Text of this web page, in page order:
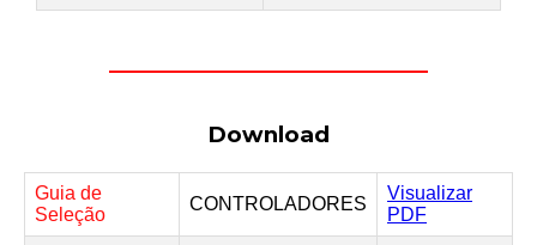
Download
Guia de
Seleção
CONTROLADORES
Visualizar
PDF